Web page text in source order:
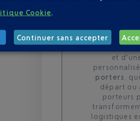
profitez d'un
et
porters
.
départ ou
porteurs
logistiques
Cookie.
Continuer sans accepter